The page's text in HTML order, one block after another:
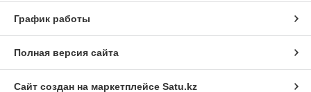
График работы
Полная версия сайта
Сайт создан на маркетплейсе Satu.kz